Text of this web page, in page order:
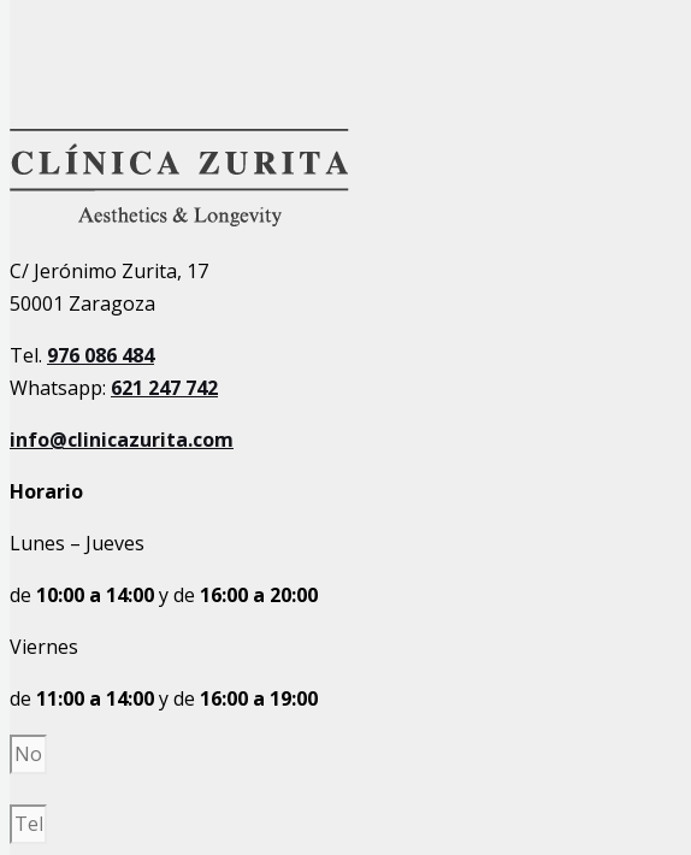
C/ Jerónimo Zurita, 17
50001 Zaragoza
Tel. 976 086 484
Whatsapp: 621 247 742
info@clinicazurita.com
Horario
Lunes – Jueves
de 10:00 a 14:00y de 16:00 a 20:00
Viernes
de 11:00 a 14:00y de 16:00 a 19:00